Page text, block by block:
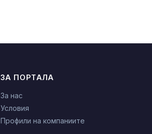
ЗА ПОРТАЛА
За нас
Условия
Профили на компаниите